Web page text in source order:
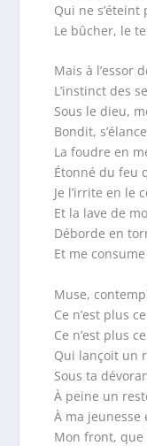
Qui ne
Le bûcher, le
Mais à l’essor
L’instinct des
Sous le dieu,
Bondit,
La foudre en
Étonné du feu
Je l’irrite en le
Et la lave de
Déborde en
Et me
Muse,
Ce n’est plus
Ce n’est plus
Qui lançoit un
Sous ta
À peine un
À ma jeunesse
Mon front, que